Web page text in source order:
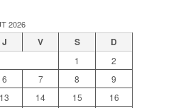
2026
J V S D
1
2
6 7 8
9
13 14 15
16